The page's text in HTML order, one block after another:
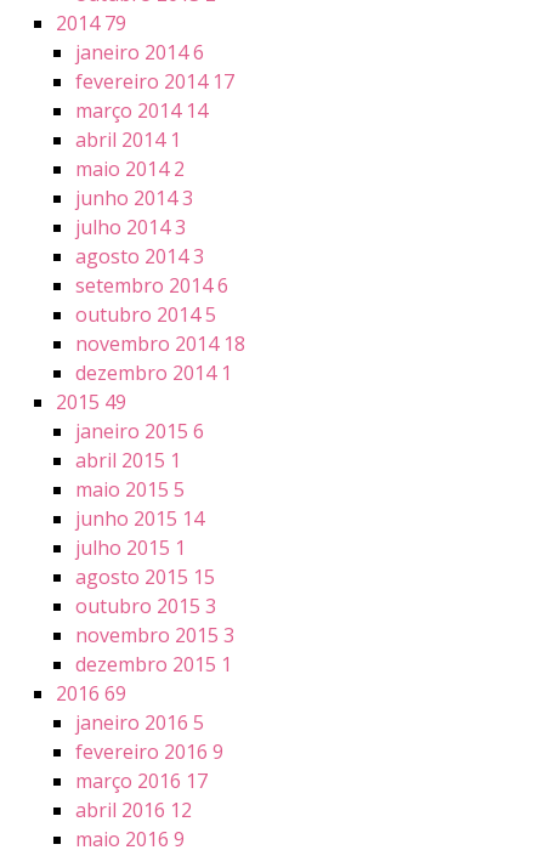
201479
janeiro 20146
fevereiro 2014 17
março 2014 14
abril 2014 1
maio 20142
junho 20143
julho 20143
agosto 20143
setembro 20146
outubro 20145
novembro 2014 18
dezembro 2014 1
2015 49
janeiro 2015 6
abril 2015 1
maio 2015 5
junho 2015 14
julho 2015 1
agosto 2015 15
outubro 2015 3
novembro 2015 3
dezembro 2015 1
2016 69
janeiro 2016 5
fevereiro 2016 9
março 2016 17
abril 2016 12
maio 2016 9